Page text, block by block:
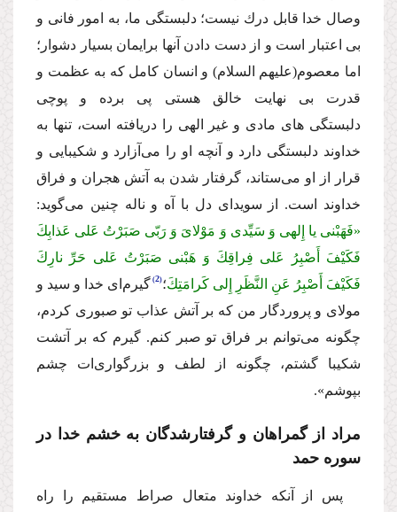
وصال خدا قابل درك نیست؛ دلبستگى ما، به امور فانى و
بى اعتبار است و از دست دادن آنها برایمان بسیار دشوار؛
اما معصوم(علیهم السلام) و انسان كامل كه به عظمت و
قدرت بى نهایت خالق هستى پى برده و پوچى
دلبستگى هاى مادى و غیر الهى را دریافته است، تنها به
خداوند دلبستگى دارد و آنچه او را مى‌آزارد و شكیبایى و
قرار از او مى‌ستاند، گرفتار شدن به آتش هجران و فراق
خداوند است. از سویداى دل با آه و ناله چنین مى‌گوید:
«فَهَبْنی یا إِلهی وَ سَیِّدی وَ مَوْلاىَ وَ رَبّی صَبَرْتُ عَلى عَذابِكَ
فَكَیْفَ أَصْبِرُ عَلى فِراقِكَ وَ هَبْنی صَبَرْتُ عَلى حَرِّ نارِكَ
فَكَیْفَ أَصْبِرُ عَنِ النَّظَرِ إِلى كَرامَتِكَ؛ 2 گیرم‌اى خدا و سید و
مولاى و پروردگار من كه بر آتش عذاب تو صبورى كردم،
چگونه مى‌توانم بر فراق تو صبر كنم. گیرم كه بر آتشت
شكیبا گشتم، چگونه از لطف و بزرگوارى‌ات چشم
بپوشم».
مراد از گمراهان و گرفتارشدگان به خشم خدا در
سوره حمد
پس از آنكه خداوند متعال صراط مستقیم را راه